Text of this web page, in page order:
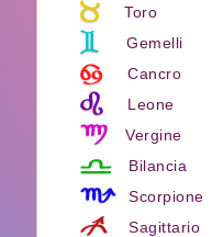
Toro
Gemelli
Cancro
Leone
Vergine
Bilancia
Scorpione
Sagittario